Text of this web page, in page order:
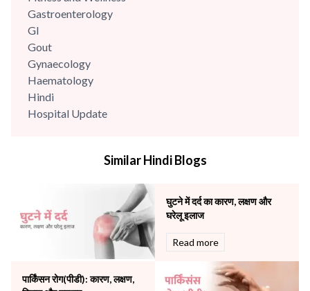
Gastroenterology
GI
Gout
Gynaecology
Haematology
Hindi
Hospital Update
Neonatology & Paediatrics
Nephrology & Dialysis
Neurology
Other Services
Similar Hindi Blogs
घुटने में दर्द का कारण, लक्षण और
घरेलू इलाज
Read more
पार्किंसन रोग(पीडी): कारण, लक्षण,